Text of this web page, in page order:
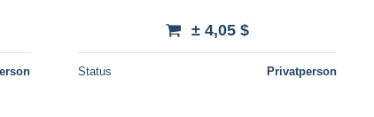
± 4,05 $
Status Privatperson